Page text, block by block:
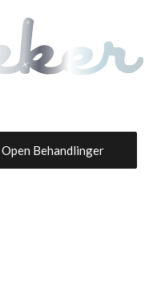
Open Behandlinger